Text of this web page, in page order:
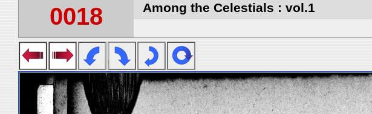
0018 Among the Celestials : vol.1